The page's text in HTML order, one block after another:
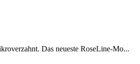
Das neueste RoseLine-Mo...